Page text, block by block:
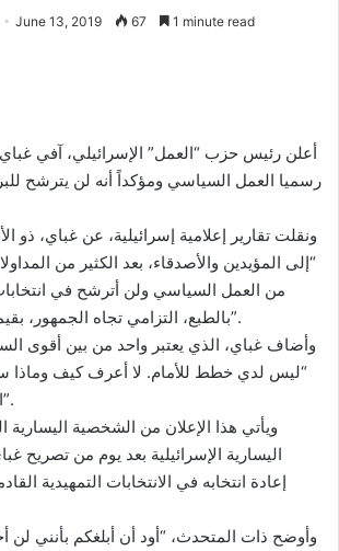
June 13, 2019 67 1 minute read
أعلن رئيس حزب “العمل” الإسرائيلي، آفي غباي،
رسميا العمل السياسي ومؤكداً أنه لن يترشح
ونقلت تقارير إعلامية إسرائيلية، عن غباي، ذو
“إلى المؤيدين والأصدقاء، بعد الكثير من
من العمل السياسي ولن أترشح في
بالطبع، التزامي تجاه الجمهور، بقيمنا ومواقفنا لم تتغير”.
وأضاف غباي، الذي يعتبر واحد من بين أقوى
“ليس لدي خطط للأمام. لا أعرف كيف وماذا
التزامي لا يزال قائما”.
ويأتي هذا الإعلان من الشخصية
اليسارية الإسرائيلية بعد يوم من تصريح
إعادة انتخابه في الانتخابات التمهيدية
وأوضح ذات المتحدث، “أود أن أبلغكم بأنني لن